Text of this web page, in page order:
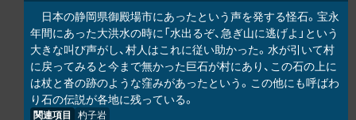
日本の静岡県御殿場市にあったという声を発する怪石。宝永
年間にあった大洪水の時に「水出るぞ、急ぎ山に逃げよ」という
大きな叫び声がし、村人はこれに従い助かった。水が引いて村
に戻ってみると今まで無かった巨石が村にあり、この石の上に
は杖と沓の跡のような窪みがあったという。この他にも呼ばわ
り石の伝説が各地に残っている。
関連項目 杓子岩